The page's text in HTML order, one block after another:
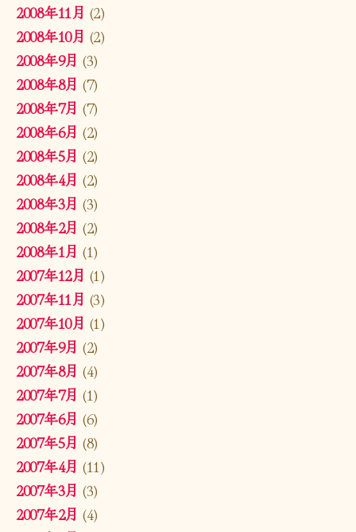
2008年11月 (2)
2008年10月 (2)
2008年9月 (3)
2008年8月 (7)
2008年7月 (7)
2008年6月 (2)
2008年5月 (2)
2008年4月 (2)
2008年3月 (3)
2008年2月 (2)
2008年1月 (1)
2007年12月 (1)
2007年11月 (3)
2007年10月 (1)
2007年9月 (2)
2007年8月 (4)
2007年7月 (1)
2007年6月 (6)
2007年5月 (8)
2007年4月 (11)
2007年3月 (3)
2007年2月 (4)